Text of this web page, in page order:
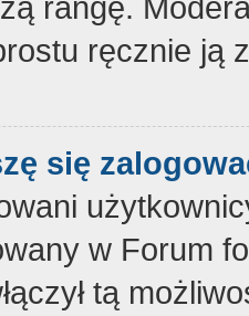
ręcznie ją
się
w Forum
tą